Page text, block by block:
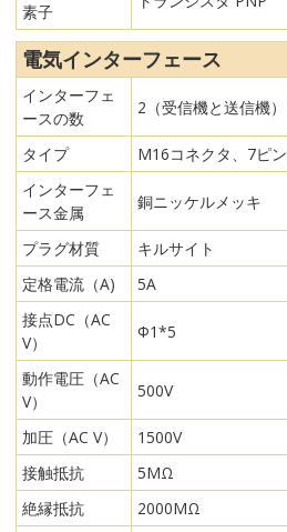
素子
電気インターフェース
インターフェ
ースの数
2（受信機と送信機）
タイプ
M16コネクタ、7ピン
インターフェ
ース金属
銅ニッケルメッキ
プラグ材質
キルサイト
定格電流（A)
5A
接点DC（AC
V）
Φ1*5
動作電圧（AC
V）
500V
加圧（AC V）
1500V
接触抵抗
5MΩ
絶縁抵抗
2000MΩ